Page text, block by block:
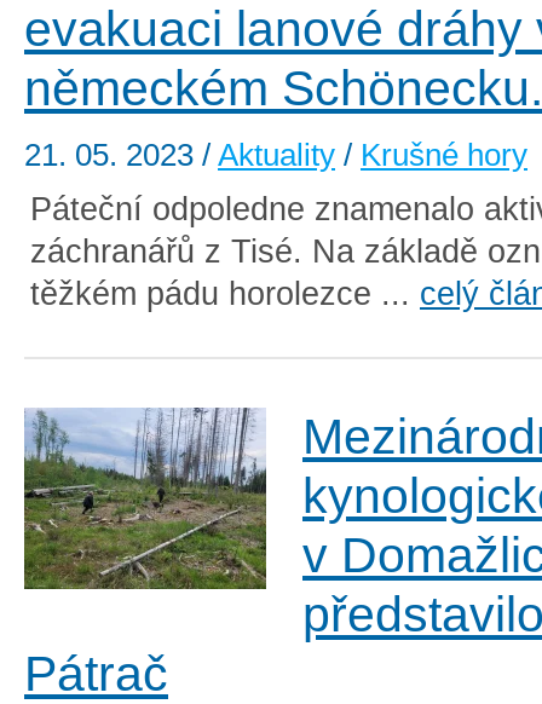
evakuaci lanové dráhy
německém Schönecku.
21. 05. 2023 / Aktuality / Krušné hory
Páteční odpoledne znamenalo
záchranářů z Tisé. Na základě
těžkém pádu horolezce ... celý
v
Pátrač